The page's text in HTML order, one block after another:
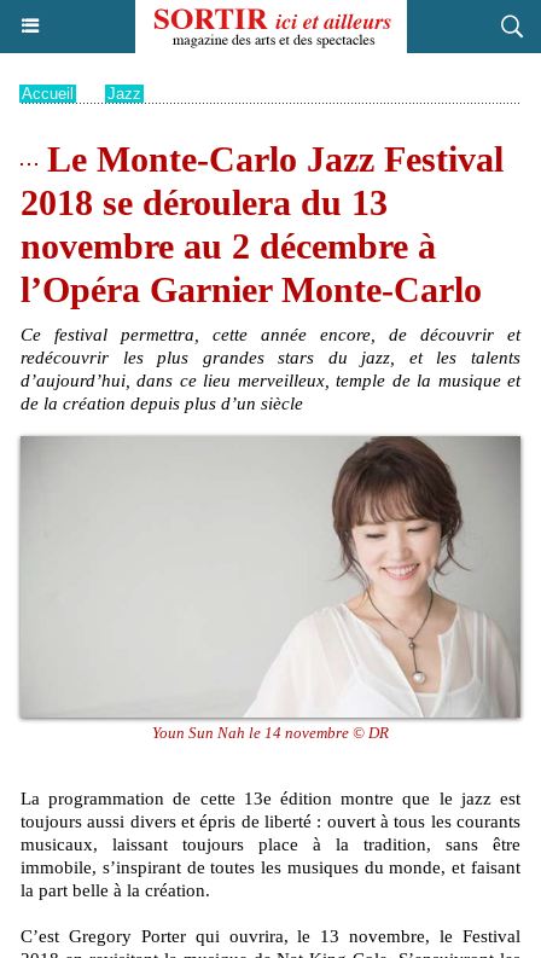
Accueil Jazz
Le Monte-Carlo Jazz Festival
2018 se déroulera du 13
novembre au 2 décembre à
l’Opéra Garnier Monte-Carlo
Ce festival permettra, cette année encore, de découvrir et
redécouvrir les plus grandes stars du jazz, et les talents
d’aujourd’hui, dans ce lieu merveilleux, temple de la musique et
de la création depuis plus d’un siècle
Youn Sun Nah le 14 novembre © DR
La programmation de cette 13e édition montre que le jazz est
toujours aussi divers et épris de liberté : ouvert à tous les courants
musicaux, laissant toujours place à la tradition, sans être
immobile, s’inspirant de toutes les musiques du monde, et faisant
la part belle à la création.
C’est Gregory Porter qui ouvrira, le 13 novembre, le Festival